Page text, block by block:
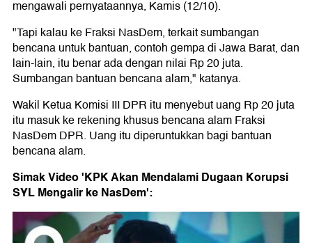
mengawali pernyataannya, Kamis (12/10).
"Tapi kalau ke Fraksi NasDem, terkait sumbangan
bencana untuk bantuan, contoh gempa di Jawa Barat, dan
lain-lain, itu benar ada dengan nilai Rp 20 juta.
Sumbangan bantuan bencana alam," katanya.
Wakil Ketua Komisi III DPR itu menyebut uang Rp 20 juta
itu masuk ke rekening khusus bencana alam Fraksi
NasDem DPR. Uang itu diperuntukkan bagi bantuan
bencana alam.
Simak Video 'KPK Akan Mendalami Dugaan Korupsi
SYL Mengalir ke NasDem':